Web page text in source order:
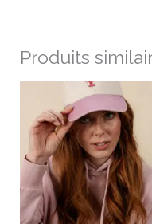
Produits